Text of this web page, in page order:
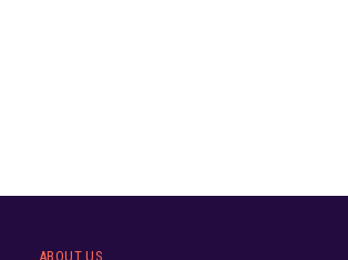
ABOUT US